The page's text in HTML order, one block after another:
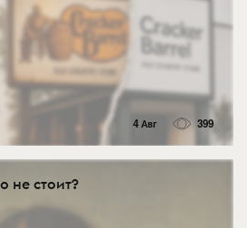
4 Авг 399
не стоит?